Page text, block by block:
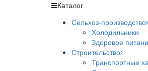
Каталог
Сельхоз-производство
Холодильники
Здоровое
Строительство
Транспортные